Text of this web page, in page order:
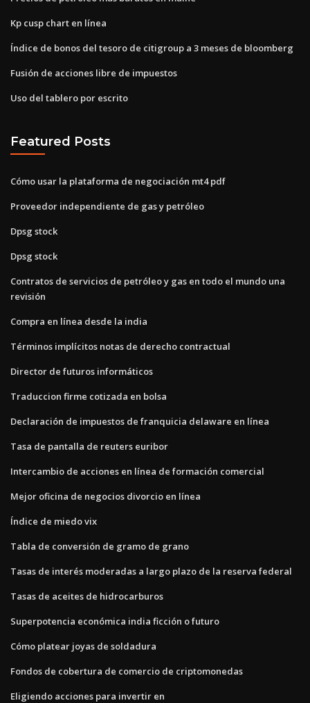
Kp cusp chart en línea
Índice de bonos del tesoro de citigroup a 3 meses de bloomberg
Fusión de acciones libre de impuestos
Uso del tablero por escrito
Featured Posts
Cómo usar la plataforma de negociación mt4 pdf
Proveedor independiente de gas y petróleo
Dpsg stock
Dpsg stock
Contratos de servicios de petróleo y gas en todo el mundo una
revisión
Compra en línea desde la india
Términos implícitos notas de derecho contractual
Director de futuros informáticos
Traduccion firme cotizada en bolsa
Declaración de impuestos de franquicia delaware en línea
Tasa de pantalla de reuters euribor
Intercambio de acciones en línea de formación comercial
Mejor oficina de negocios divorcio en línea
Índice de miedo vix
Tabla de conversión de gramo de grano
Tasas de interés moderadas a largo plazo de la reserva federal
Tasas de aceites de hidrocarburos
Superpotencia económica india ficción o futuro
Cómo platear joyas de soldadura
Fondos de cobertura de comercio de criptomonedas
Eligiendo acciones para invertir en